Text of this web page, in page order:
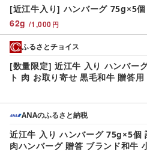
62g /1,000 円
[近江牛入り] ハンバーグ 75g×5
ふるさとチョイス
[数量限定] 近江牛 入り ハンバー
ト 肉 お取り寄せ 黒毛和牛 贈答
小判 惣菜 ブランド おかず 贈り
ふるさと納税 神戸牛 松阪牛 に並
ANAのふるさと納税
近江牛 入り ハンバーグ 75g×5個
肉ハンバーグ 贈答 ブランド和牛